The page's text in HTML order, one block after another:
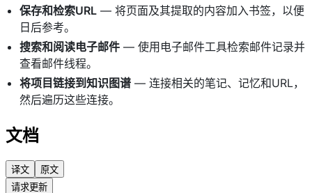
保存和检索URL — 将页面及其提取的内容加入书签，以便
日后参考。
搜索和阅读电子邮件 — 使用电子邮件工具检索邮件记录并
查看邮件线程。
将项目链接到知识图谱 — 连接相关的笔记、记忆和URL，
然后遍历这些连接。
文档
译文
原文
请求更新